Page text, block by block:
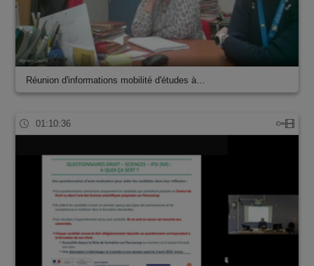
Réunion d'informations mobilité d'études à…
01:10:36